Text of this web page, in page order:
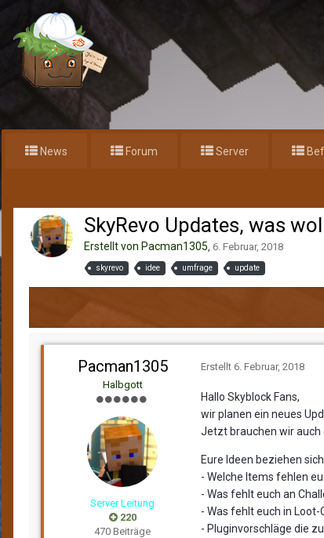
News Forum Server
SkyRevo Updates, was
Erstellt von Pacman1305, 6. Februar, 2018
skyrevo idee umfrage update
Pacman1305
Halbgott
Server Leitung
220
470 Beiträge
Erstellt 6. Februar, 2018
Hallo Skyblock Fans,
wir planen ein neues
Jetzt brauchen wir auch
Eure Ideen beziehen
- Welche Items fehlen
- Was fehlt euch an
- Was fehlt euch in Loot-
- Pluginvorschläge die